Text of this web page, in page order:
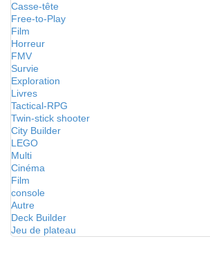
Casse-tête
Free-to-Play
Film
Horreur
FMV
Survie
Exploration
Livres
Tactical-RPG
Twin-stick shooter
City Builder
LEGO
Multi
Cinéma
Film
console
Autre
Deck Builder
Jeu de plateau